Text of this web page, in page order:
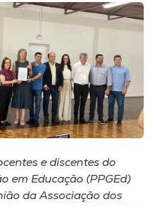
e discentes do
em Educação (PPGEd)
da Associação dos